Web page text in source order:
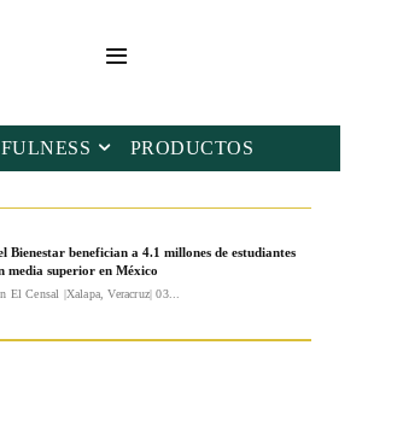
PRODUCTOS
Bienestar benefician a 4.1 millones de estudiantes
media superior en México
El Censal |Xalapa, Veracruz| 03...